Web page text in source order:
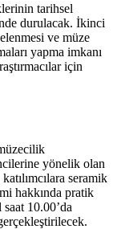
tarihsel
durulacak. İkinci
ve müze
yapma imkanı
için
yönelik olan
seramik
hakkında pratik
10.00’da